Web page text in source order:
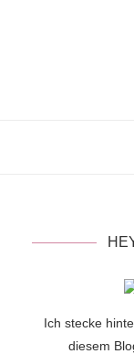
Ich stecke
diesem